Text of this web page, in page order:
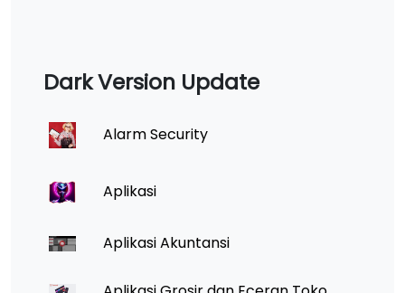
Dark Version Update
Alarm Security
Aplikasi
Aplikasi Akuntansi